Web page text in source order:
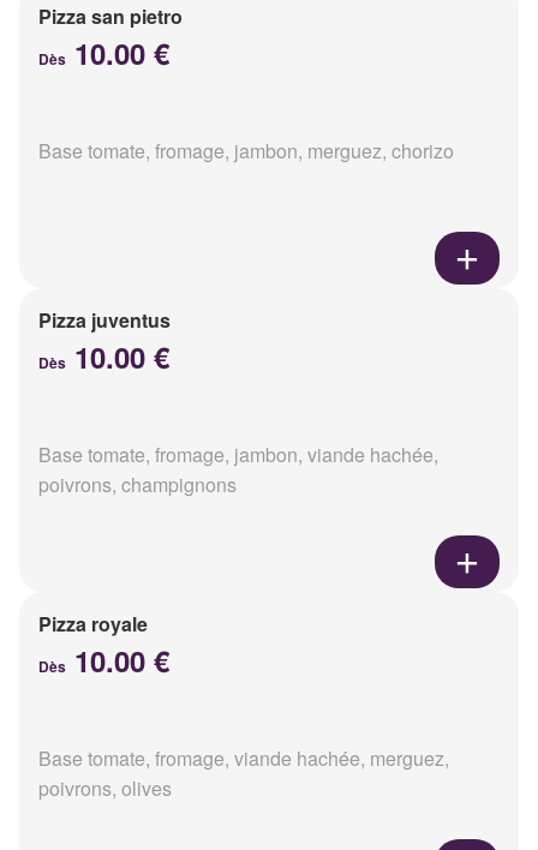
Pizza san pietro
Dès 10.00 €
Base tomate, fromage, jambon, merguez, chorizo
Pizza juventus
Dès 10.00 €
Base tomate, fromage, jambon, viande hachée,
poivrons, champignons
Pizza royale
Dès 10.00 €
Base tomate, fromage, viande hachée, merguez,
poivrons, olives